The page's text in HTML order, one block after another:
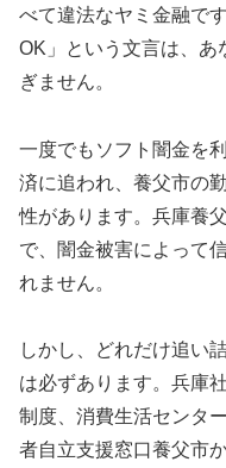
べて違法なヤミ金融で
OK」という文言は、あ
ぎません。
一度でもソフト闇金を
済に追われ、養父市の
性があります。兵庫養
で、闇金被害によって
れません。
しかし、どれだけ追い
は必ずあります。兵庫
制度、消費生活センタ
者自立支援窓口養父市